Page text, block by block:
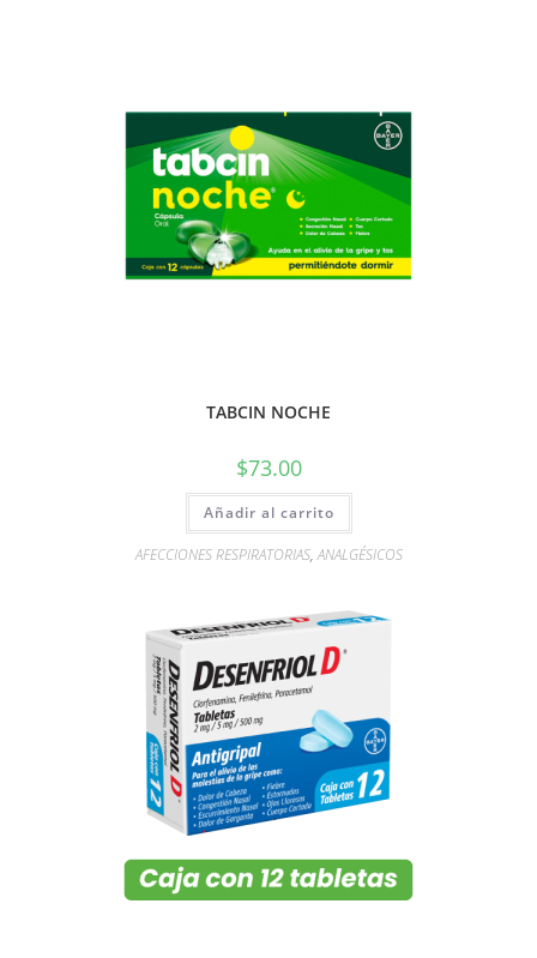
TABCIN NOCHE
$73.00
Añadir al carrito
AFECCIONES RESPIRATORIAS,ANALGÉSICOS